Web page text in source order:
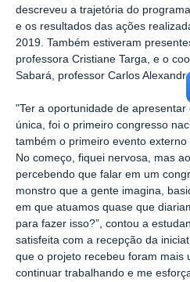
descreveu a trajetória do
e os resultados das ações
2019. Também estiveram
professora Cristiane Targa, e o
Sabará, professor Carlos
"Ter a oportunidade de
única, foi o primeiro congresso
também o primeiro evento
No começo, fiquei nervosa, mas
percebendo que falar em um
monstro que a gente imagina,
em que atuamos quase que
para fazer isso?”, contou a
satisfeita com a recepção da
que o projeto recebeu foram mais
continuar trabalhando e me